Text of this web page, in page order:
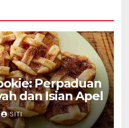
Perpaduan
dan Isian Apel
SITI